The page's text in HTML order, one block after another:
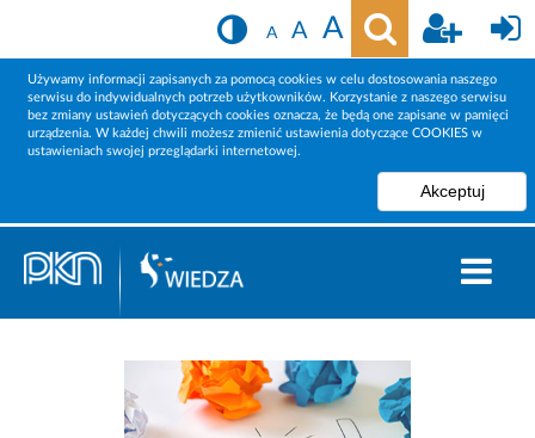
A
A
A
Używamy informacji zapisanych za pomocą cookies w celu dostosowania naszego
serwisu do indywidualnych potrzeb użytkowników. Korzystanie z naszego serwisu
bez zmiany ustawień dotyczących cookies oznacza, że będą one zapisane w pamięci
urządzenia. W każdej chwili możesz zmienić ustawienia dotyczące COOKIES w
ustawieniach swojej przeglądarki internetowej.